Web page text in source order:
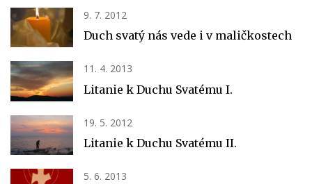
9. 7. 2012
Duch svatý nás vede i v maličkostech
11. 4. 2013
Litanie k Duchu Svatému I.
19. 5. 2012
Litanie k Duchu Svatému II.
5. 6. 2013